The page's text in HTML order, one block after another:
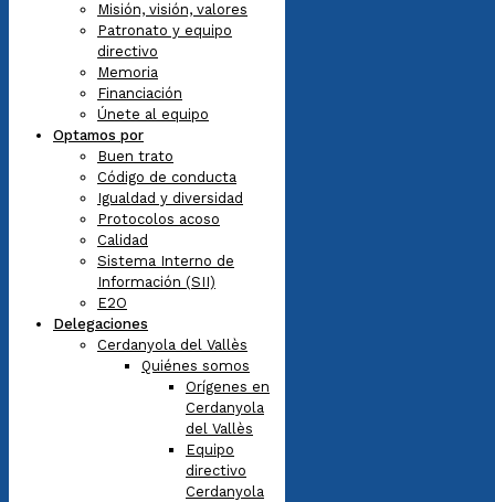
Misión, visión, valores
Patronato y equipo
directivo
Memoria
Financiación
Únete al equipo
Optamos por
Buen trato
Código de conducta
Igualdad y diversidad
Protocolos acoso
Calidad
Sistema Interno de
Información (SII)
E2O
Delegaciones
Cerdanyola del Vallès
Quiénes somos
Orígenes en
Cerdanyola
del Vallès
Equipo
directivo
Cerdanyola